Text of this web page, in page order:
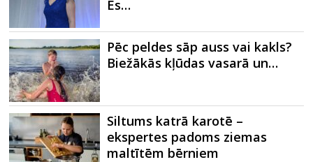
Es…
Pēc peldes sāp auss vai kakls?
Biežākās kļūdas vasarā un…
Siltums katrā karotē –
ekspertes padoms ziemas
maltītēm bērniem